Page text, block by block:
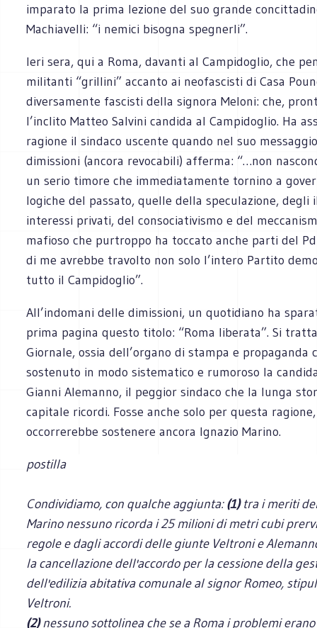
imparato la prima lezione del suo grande
Machiavelli: “i nemici bisogna spegnerli”.
Ieri sera, qui a Roma, davanti al Campidoglio, che
militanti “grillini” accanto ai neofascisti di Casa
diversamente fascisti della signora Meloni: che,
l’inclito Matteo Salvini candida al Campidoglio. Ha
ragione il sindaco uscente quando nel suo
dimissioni (ancora revocabili) afferma: “…non
un serio timore che immediatamente tornino a
logiche del passato, quelle della speculazione, degli
interessi privati, del consociativismo e del
mafioso che purtroppo ha toccato anche parti del
di me avrebbe travolto non solo l’intero Partito
tutto il Campidoglio”.
All’indomani delle dimissioni, un quotidiano ha
prima pagina questo titolo: “Roma liberata”. Si
Giornale, ossia dell’organo di stampa e propaganda
sostenuto in modo sistematico e rumoroso la
Gianni Alemanno, il peggior sindaco che la lunga
capitale ricordi. Fosse anche solo per questa ragione,
occorrerebbe sostenere ancora Ignazio Marino.
postilla
Condividiamo, con qualche aggiunta:(1)tra i meriti
Marino nessuno ricorda i 25 milioni di metri cubi
regole e dagli accordi delle giunte Veltroni e
la cancellazione dell'accordo per la cessione della
dell'edilizia abitativa comunale al signor Romeo,
Veltroni.
(2)nessuno sottolinea che se a Roma i problemi